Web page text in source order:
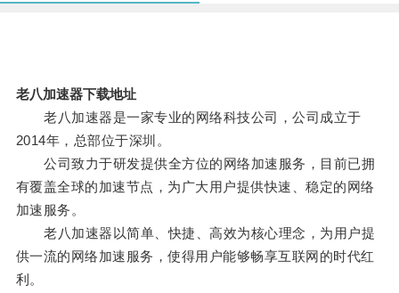
老八加速器下载地址
老八加速器是一家专业的网络科技公司，公司成立于
2014年，总部位于深圳。
公司致力于研发提供全方位的网络加速服务，目前已拥
有覆盖全球的加速节点，为广大用户提供快速、稳定的网络
加速服务。
老八加速器以简单、快捷、高效为核心理念，为用户提
供一流的网络加速服务，使得用户能够畅享互联网的时代红
利。